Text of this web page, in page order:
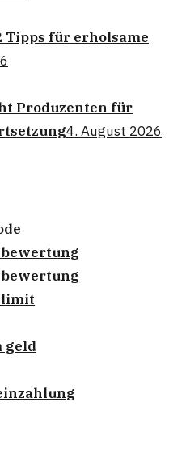
Tipps für erholsame
Produzenten für
4. August 2026
geld